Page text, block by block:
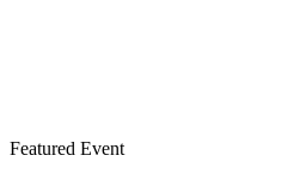
Featured Event